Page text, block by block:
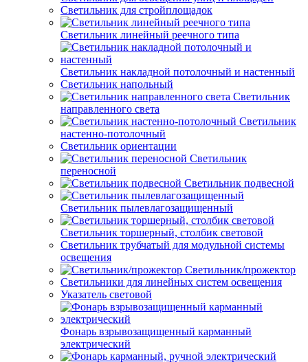
Светильник для стройплощадок
Светильник линейный реечного типа
Светильник накладной потолочный и настенный
Светильник напольный
Светильник
направленного света
Светильник
настенно-потолочный
Светильник ориентации
Светильник
переносной
Светильник подвесной
Светильник пылевлагозащищенный
Светильник торшерный, столбик световой
Светильник трубчатый для модульной системы
освещения
Светильник/прожектор
Светильники для линейных систем освещения
Указатель световой
Фонарь взрывозащищенный карманный
электрический